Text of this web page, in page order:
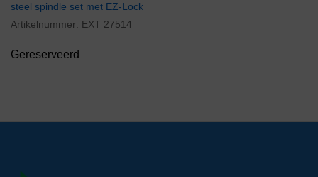
steel spindle set met EZ-Lock
Artikelnummer: EXT 27514
Gereserveerd